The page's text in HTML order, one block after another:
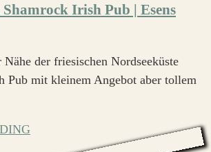
Shamrock Irish Pub | Esens
der friesischen Nordseeküste
Pub mit kleinem Angebot aber tollem